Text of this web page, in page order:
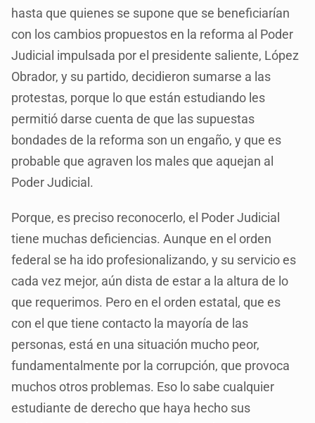
hasta que quienes se supone que se beneficiarían
con los cambios propuestos en la reforma al Poder
Judicial impulsada por el presidente saliente, López
Obrador, y su partido, decidieron sumarse a las
protestas, porque lo que están estudiando les
permitió darse cuenta de que las supuestas
bondades de la reforma son un engaño, y que es
probable que agraven los males que aquejan al
Poder Judicial.
Porque, es preciso reconocerlo, el Poder Judicial
tiene muchas deficiencias. Aunque en el orden
federal se ha ido profesionalizando, y su servicio es
cada vez mejor, aún dista de estar a la altura de lo
que requerimos. Pero en el orden estatal, que es
con el que tiene contacto la mayoría de las
personas, está en una situación mucho peor,
fundamentalmente por la corrupción, que provoca
muchos otros problemas. Eso lo sabe cualquier
estudiante de derecho que haya hecho sus